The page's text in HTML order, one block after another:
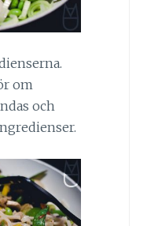
om
och